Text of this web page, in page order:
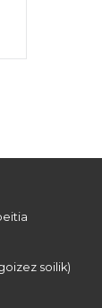
soilik)